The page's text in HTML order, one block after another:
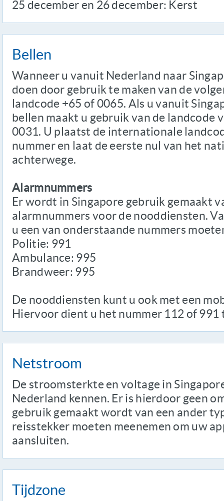
25 december en 26 december: Kerst
Bellen
Wanneer u vanuit Nederland naar
doen door gebruik te maken van de
landcode +65 of 0065. Als u vanuit
bellen maakt u gebruik van de landcode
0031. U plaatst de internationale
nummer en laat de eerste nul van het
achterwege.
Alarmnummers
Er wordt in Singapore gebruik gemaakt
alarmnummers voor de nooddiensten.
u een van onderstaande nummers
Politie: 991
Ambulance: 995
Brandweer: 995
De nooddiensten kunt u ook met een
Hiervoor dient u het nummer 112 of 991
Netstroom
De stroomsterkte en voltage in
Nederland kennen. Er is hierdoor geen
gebruik gemaakt wordt van een ander
reisstekker moeten meenemen om uw
aansluiten.
Tijdzone